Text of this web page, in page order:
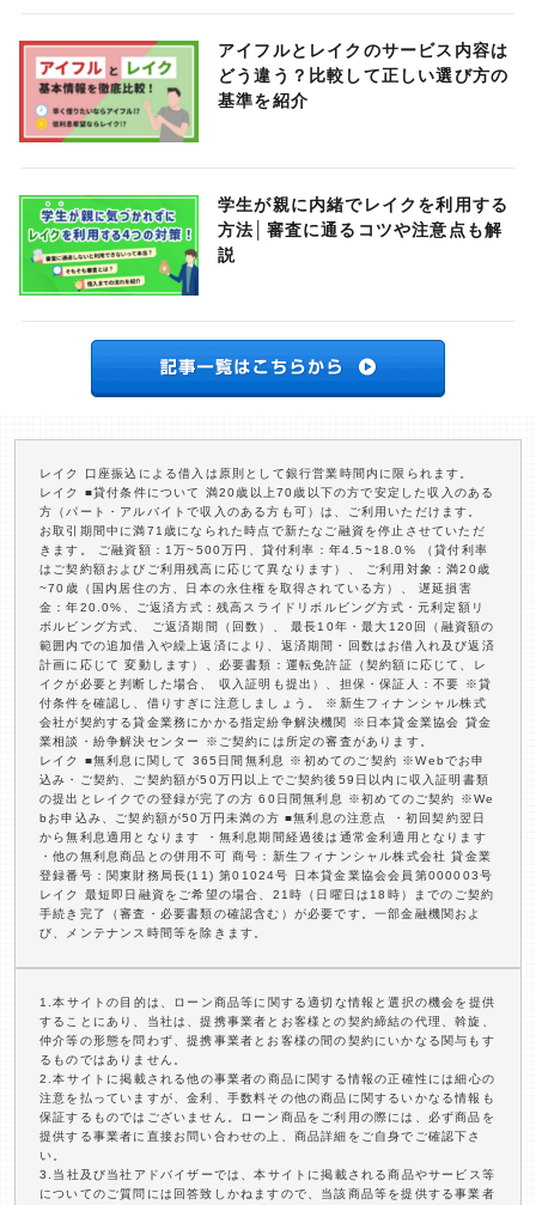
アイフルとレイクのサービス内容は
どう違う？比較して正しい選び方の
基準を紹介
学生が親に内緒でレイクを利用する
方法│審査に通るコツや注意点も解
説
レイク 口座振込による借入は原則として銀行営業時間内に限られます。
レイク ■貸付条件について 満20歳以上70歳以下の方で安定した収入のある
方（パート・アルバイトで収入のある方も可）は、ご利用いただけます。
お取引期間中に満71歳になられた時点で新たなご融資を停止させていただ
きます。 ご融資額：1万~500万円、貸付利率：年4.5~18.0% （貸付利率
はご契約額およびご利用残高に応じて異なります）、 ご利用対象：満20歳
~70歳（国内居住の方、日本の永住権を取得されている方）、 遅延損害
金：年20.0%、ご返済方式：残高スライドリボルビング方式・元利定額リ
ボルビング方式、 ご返済期間（回数）、 最長10年・最大120回（融資額の
範囲内での追加借入や繰上返済により、返済期間・回数はお借入れ及び返済
計画に応じて 変動します）、必要書類：運転免許証（契約額に応じて、レ
イクが必要と判断した場合、 収入証明も提出）、担保・保証人：不要 ※貸
付条件を確認し、借りすぎに注意しましょう。 ※新生フィナンシャル株式
会社が契約する貸金業務にかかる指定紛争解決機関 ※日本貸金業協会 貸金
業相談・紛争解決センター ※ご契約には所定の審査があります。
レイク ■無利息に関して 365日間無利息 ※初めてのご契約 ※Webでお申
込み・ご契約、ご契約額が50万円以上でご契約後59日以内に収入証明書類
の提出とレイクでの登録が完了の方 60日間無利息 ※初めてのご契約 ※We
bお申込み、ご契約額が50万円未満の方 ■無利息の注意点 ・初回契約翌日
から無利息適用となります ・無利息期間経過後は通常金利適用となります
・他の無利息商品との併用不可 商号：新生フィナンシャル株式会社 貸金業
登録番号：関東財務局長(11) 第01024号 日本貸金業協会会員第000003号
レイク 最短即日融資をご希望の場合、21時（日曜日は18時）までのご契約
手続き完了（審査・必要書類の確認含む）が必要です。一部金融機関およ
び、メンテナンス時間等を除きます。
1.本サイトの目的は、ローン商品等に関する適切な情報と選択の機会を提供
することにあり、当社は、提携事業者とお客様との契約締結の代理、斡旋、
仲介等の形態を問わず、提携事業者とお客様の間の契約にいかなる関与もす
るものではありません。
2.本サイトに掲載される他の事業者の商品に関する情報の正確性には細心の
注意を払っていますが、金利、手数料その他の商品に関するいかなる情報も
保証するものではございません。ローン商品をご利用の際には、必ず商品を
提供する事業者に直接お問い合わせの上、商品詳細をご自身でご確認下さ
い。
3.当社及び当社アドバイザーでは、本サイトに掲載される商品やサービス等
についてのご質問には回答致しかねますので、当該商品等を提供する事業者